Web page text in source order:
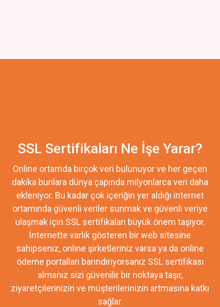
SSL Sertifikaları Ne İşe Yarar?
Online ortamda birçok veri bulunuyor ve her geçen
dakika bunlara dünya çapında milyonlarca veri daha
ekleniyor. Bu kadar çok içeriğin yer aldığı internet
ortamında güvenli veriler sunmak ve güvenli veriye
ulaşmak için SSL sertifikaları büyük önem taşıyor.
İnternette varlık gösteren bir web sitesine
sahipseniz, online şirketleriniz varsa ya da online
ödeme portalları barındırıyorsanız SSL sertifikası
almanız sizi güvenilir bir noktaya taşır,
ziyaretçilerinizin ve müşterilerinizin artmasına katkı
sağlar.